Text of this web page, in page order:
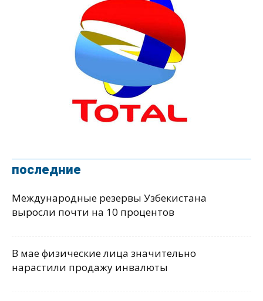
последние
Международные резервы Узбекистана
выросли почти на 10 процентов
В мае физические лица значительно
нарастили продажу инвалюты